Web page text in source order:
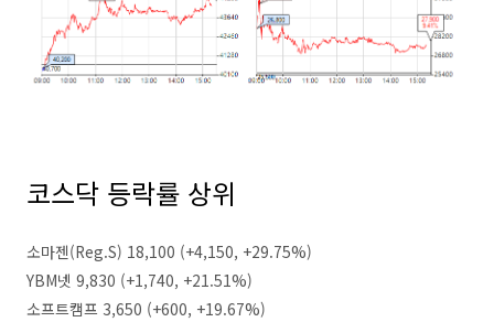
코스닥 등락률 상위
소마젠(Reg.S) 18,100 (+4,150, +29.75%)
YBM넷 9,830 (+1,740, +21.51%)
소프트캠프 3,650 (+600, +19.67%)